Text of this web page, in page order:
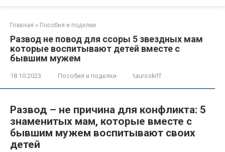
Главная » Пособия и поделки
Развод не повод для ссоры 5 звездных мам
которые воспитывают детей вместе с
бывшим мужем
18.10.2023 Пособия и поделки tauroskiff
Развод – не причина для конфликта: 5
знаменитых мам, которые вместе с
бывшим мужем воспитывают своих
детей